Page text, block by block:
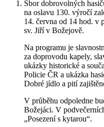
Sbor dobrovolných
na oslavu 130. výročí
14. června od 14 hod. v
sv. Jiří v Božejově.
Na programu je
za doprovodu kapely,
ukázky historické a
Policie ČR a ukázka
Dobré jídlo a pití
V průběhu odpoledne
Božejáci. V
„Posezení s kytarou“.